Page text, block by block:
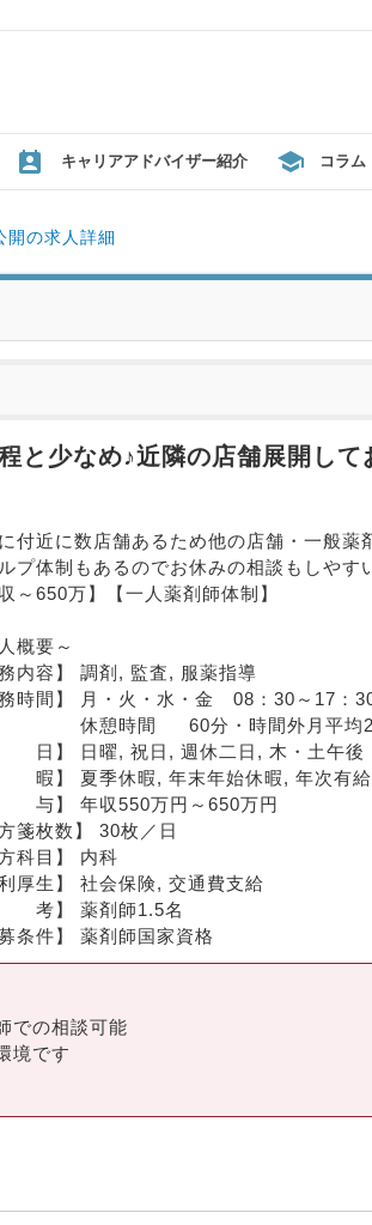
キャリアアドバイザー紹介 コラム
開の求人詳細
少なめ♪近隣の店舗展開して
に付近に数店舗あるため他の店舗・一般薬
ルプ体制もあるのでお休みの相談もしやす
収～650万】【一人薬剤師体制】
概要～
務内容】 調剤, 監査, 服薬指導
務時間】 月・火・水・金　08：30～17
休憩時間	60分・時間外月平
　　日】 日曜, 祝日, 週休二日, 木・土午後
　　与】 年収550万円～650万円
方箋枚数】 30枚／日
方科目】 内科
利厚生】 社会保険, 交通費支給
　　考】 薬剤師1.5名
募条件】 薬剤師国家資格
での相談可能
境です